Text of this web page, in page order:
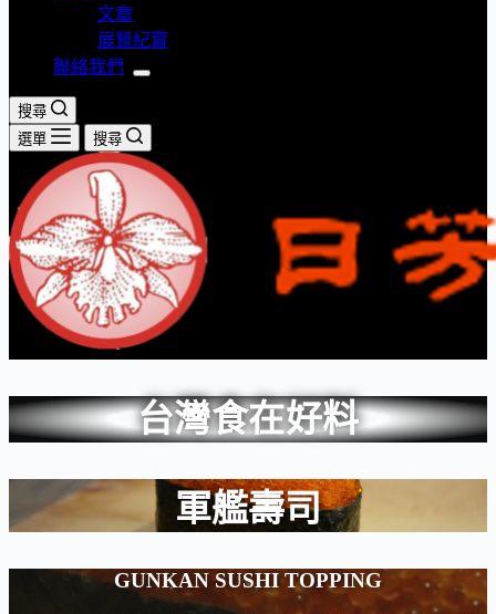
文章
展覽紀實
聯絡我們
搜尋
選單
搜尋
台灣食在好料
軍艦壽司
GUNKAN SUSHI TOPPING